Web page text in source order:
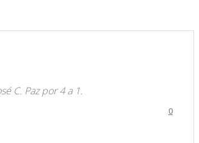
C. Paz por 4 a 1.
0